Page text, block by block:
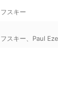
スキー
スキー Paul